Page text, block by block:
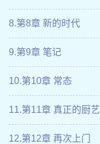
8.第8章 新的时代
9.第9章 笔记
10.第10章 常态
11.第11章 真正的厨艺
12.第12章 再次上门